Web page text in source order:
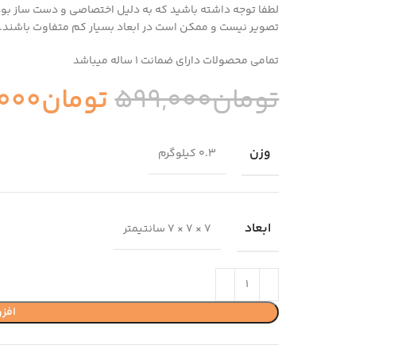
لطفا توجه داشته باشید که به دلیل اختصاصی و دست ساز
تصویر نیست و ممکن است در ابعاد بسیار کم متفاوت باشند.
تمامی محصولات دارای ضمانت ۱ ساله میباشد
تومان599,000تومان
وزن 0.3 کیلوگرم
ابعاد 7 × 7 × 7 سانتیمتر